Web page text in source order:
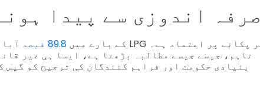
صرفہ اندوزی سے پیدا
کے بارے میں89.8 فیصد آبادی
تاہم، جیسے جیسے مطالبہ بڑھتا ہے، ایسا ہی غیر
بنیادی حکومت اور فراہم کنندگان کی ترجیح کو گیس